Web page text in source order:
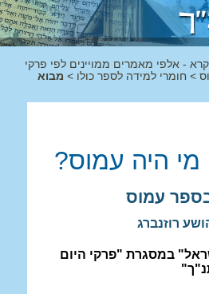
- אלפי מאמרים ממויינים לפי פרקי
> חומרי למידה לספר כולו > מבוא
היה עמוס?
בספר עמוס
רוזנברג
במסגרת "פרקי היום